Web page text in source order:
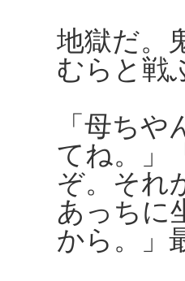
地獄だ。
むらと戦
「母ち
てね。」
ぞ。それ
あっちに
から。」